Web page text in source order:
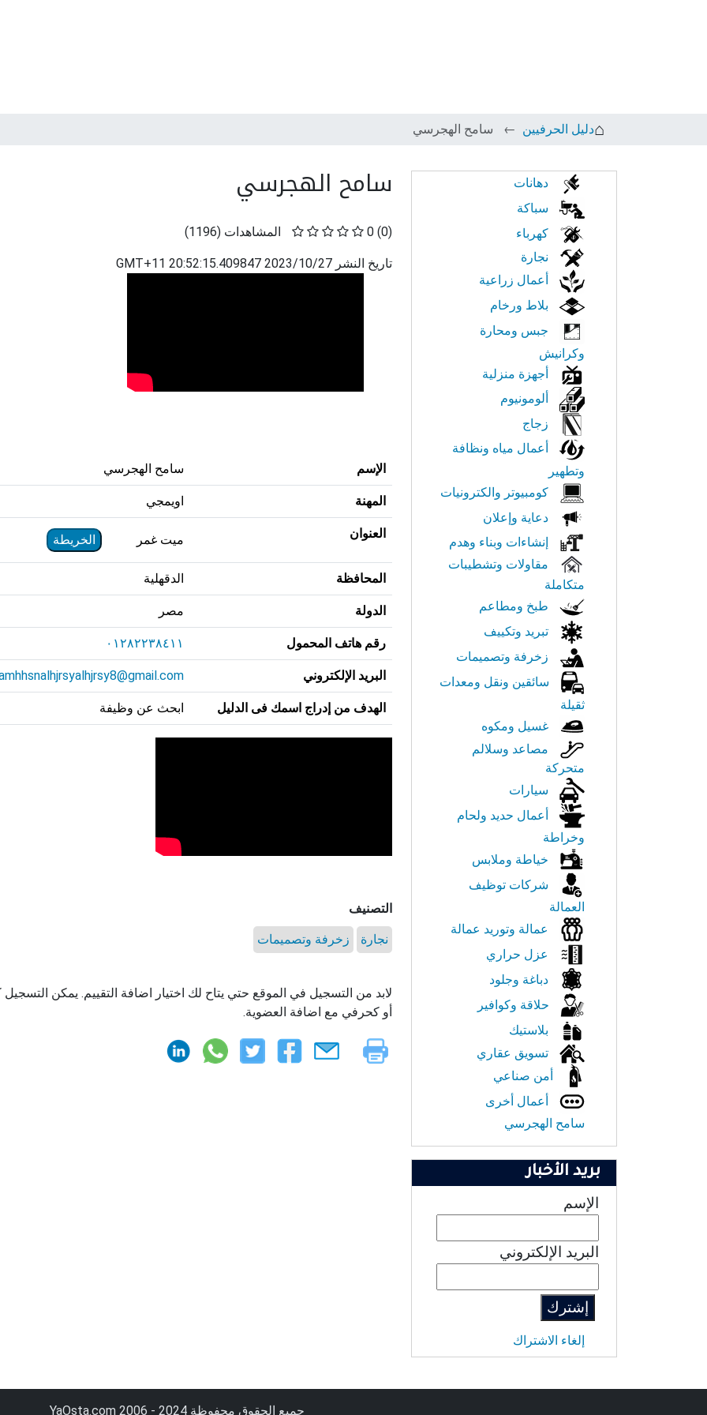
دليل الحرفيين سامح الهجرسي
سامح الهجرسي
(0)
0 المشاهدات (
1196
)
تاريخ النشر 2023/10/27 20:52:15.409847 GMT+11
الإسم سامح الهجرسي
المهنة اويمجي
العنوان ميت غمر الخريطة
المحافظة الدقهلية
الدولة مصر
رقم هاتف المحمول ٠١٢٨٢٢٣٨٤١١
البريد الإلكتروني
الهدف من إدراج اسمك فى الدليل ابحث عن وظيفة
التصنيف
نجارة زخرفة وتصميمات
لابد من التسجيل في الموقع حتي يتاح لك اختيار اضافة التقييم. يمكن
أو كحرفي مع اضافة العضوية.
الابحار
النت
دهانات
سباكة
كهرباء
نجارة
أعمال زراعية
بلاط ورخام
جبس ومحارة
وكرانيش
أجهزة منزلية
ألومونيوم
زجاج
أعمال مياه ونظافة
وتطهير
كومبيوتر والكترونيات
دعاية وإعلان
إنشاءات وبناء وهدم
مقاولات وتشطيبات
متكاملة
طبخ ومطاعم
تبريد وتكييف
زخرفة وتصميمات
سائقين ونقل ومعدات
ثقيلة
غسيل ومكوه
مصاعد وسلالم
متحركة
سيارات
أعمال حديد ولحام
وخراطة
خياطة وملابس
شركات توظيف
العمالة
عمالة وتوريد عمالة
عزل حراري
دباغة وجلود
حلاقة وكوافير
بلاستيك
تسويق عقاري
أمن صناعي
أعمال أخرى
سامح الهجرسي
بريد الأخبار
الإسم
البريد الإلكتروني
إلغاء الاشتراك
جميع الحقوق محفوظة YaOsta.com 2006 - 2024